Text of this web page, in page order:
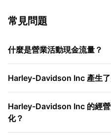
常見問題
什麼是營業活動現金流量？
Harley-Davidson Inc 產生了
Harley-Davidson Inc 的經
化？